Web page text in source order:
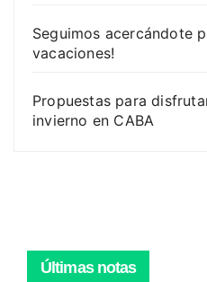
Seguimos acercándote
vacaciones!
Propuestas para
invierno en CABA
Últimas notas